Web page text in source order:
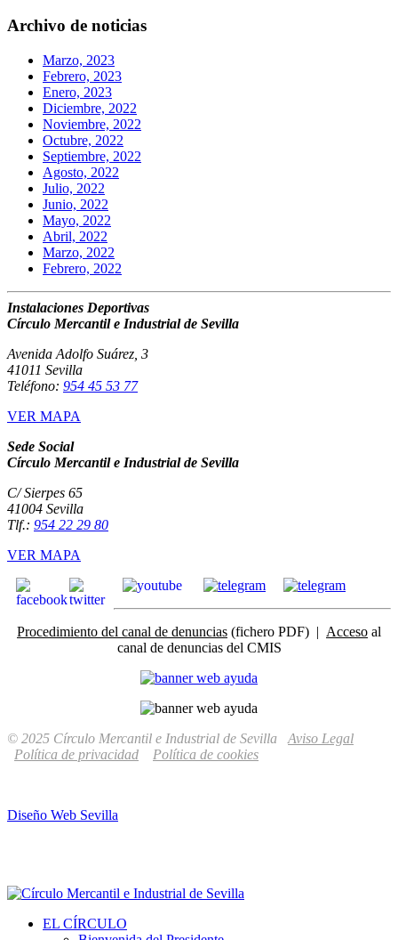
Archivo de noticias
Marzo, 2023
Febrero, 2023
Enero, 2023
Diciembre, 2022
Noviembre, 2022
Octubre, 2022
Septiembre, 2022
Agosto, 2022
Julio, 2022
Junio, 2022
Mayo, 2022
Abril, 2022
Marzo, 2022
Febrero, 2022
Instalaciones Deportivas
Círculo Mercantil e Industrial de Sevilla
Avenida Adolfo Suárez, 3
41011 Sevilla
Teléfono: 954 45 53 77
VER MAPA
Sede Social
Círculo Mercantil e Industrial de Sevilla
C/ Sierpes 65
41004 Sevilla
Tlf.: 954 22 29 80
VER MAPA
Procedimiento del canal de denuncias (fichero PDF) | Acceso al
canal de denuncias del CMIS
© 2025 Círculo Mercantil e Industrial de Sevilla Aviso Legal
Política de privacidad
Política de cookies
Diseño Web Sevilla
EL CÍRCULO